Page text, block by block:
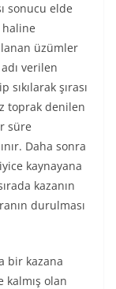
sonucu elde
haline
üzümler
verilen
şırası
toprak denilen
süre
Daha sonra
kaynayana
kazanın
durulması
bir kazana
kalmış olan